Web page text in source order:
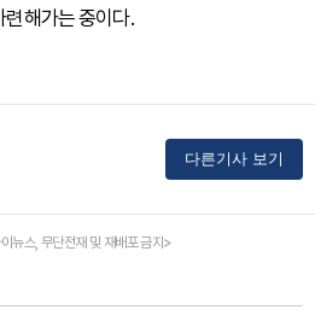
련해가는 중이다.
다른기사 보기
뉴스, 무단전재 및 재배포 금지>